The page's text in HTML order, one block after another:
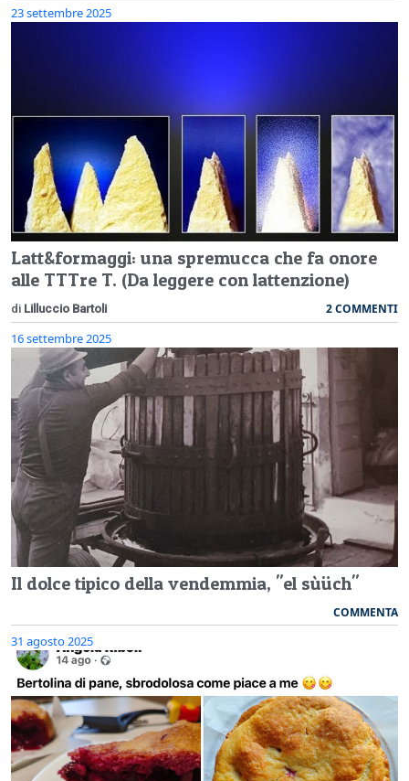
23 settembre 2025
Latt&formaggi: una spremucca che fa onore
alle TTTre T. (Da leggere con lattenzione)
di Lilluccio Bartoli 2 COMMENTI
16 settembre 2025
Il dolce tipico della vendemmia, "el sùüch"
COMMENTA
31 agosto 2025